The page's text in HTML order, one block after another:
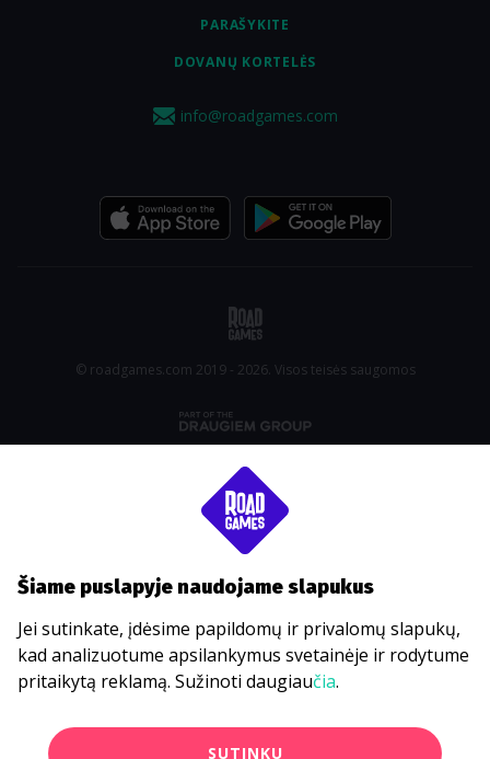
PARAŠYKITE
DOVANŲ KORTELĖS
info@roadgames.com
© roadgames.com 2019 - 2026. Visos teisės saugomos
Šiame puslapyje naudojame slapukus
Jei sutinkate, įdėsime papildomų ir privalomų slapukų,
kad analizuotume apsilankymus svetainėje ir rodytume
pritaikytą reklamą. Sužinoti daugiaučia.
SUTINKU